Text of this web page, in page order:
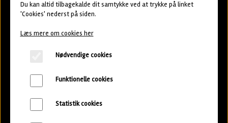
udenlandske mikrobryggerier
Du kan altid tilbagekalde dit samtykke ved at trykke på linket
'Cookies' nederst på siden.
Læs mere om cookies her
Nødvendige cookies
Funktionelle cookies
Statistik cookies